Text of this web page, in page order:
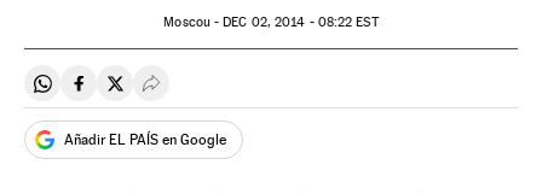
Moscou -DEC 02, 2014 - 08:22 EST
Compartir en Whatsapp
Compartir en Facebook
Compartir en Twitter
Desplegar Redes Sociales
Añadir EL PAÍS en Google